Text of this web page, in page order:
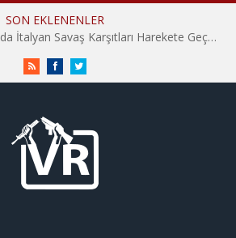
SON EKLENENLER
Hiroşima’nın 81. Yılında İtalyan Savaş Karşıtları Harekete Geçti: “Hatırlamak yeterli değil”
RSS FacebookTwitter